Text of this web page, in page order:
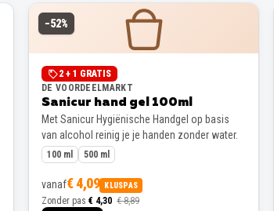
−52%
2 + 1 GRATIS
DE VOORDEELMARKT
Sanicur hand gel 100ml
Met Sanicur Hygiënische Handgel op basis
van alcohol reinig je je handen zonder water.
100 ml 500 ml
vanaf€ 4,09 KLUSPAS
Zonder pas € 4,30 € 8,89